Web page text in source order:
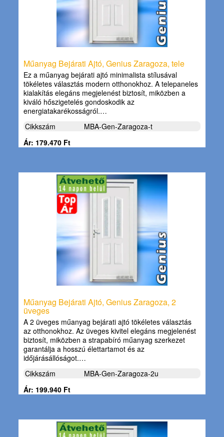
Műanyag Bejárati Ajtó, Genius Zaragoza, tele
Ez a műanyag bejárati ajtó minimalista stílusával
tökéletes választás modern otthonokhoz. A telepaneles
kialakítás elegáns megjelenést biztosít, miközben a
kiváló hőszigetelés gondoskodik az
energiatakarékosságról.…
Cikkszám
MBA-Gen-Zaragoza-t
Ár: 179.470 Ft
Műanyag Bejárati Ajtó, Genius Zaragoza, 2
üveges
A 2 üveges műanyag bejárati ajtó tökéletes választás
az otthonokhoz. Az üveges kivitel elegáns megjelenést
biztosít, miközben a strapabíró műanyag szerkezet
garantálja a hosszú élettartamot és az
időjárásállóságot.…
Cikkszám
MBA-Gen-Zaragoza-2u
Ár: 199.940 Ft